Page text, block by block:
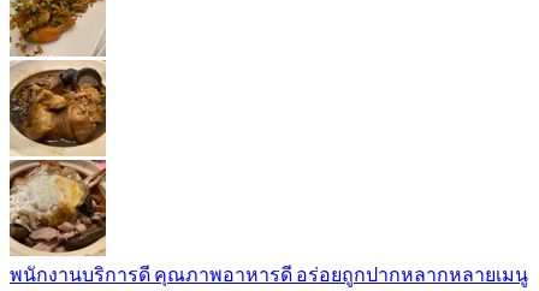
พนักงานบริการดี คุณภาพอาหารดี อร่อยถูกปากหลากหลายเมนู